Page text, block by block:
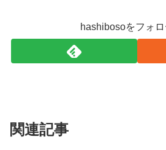
hashibosoをフォ
関連記事